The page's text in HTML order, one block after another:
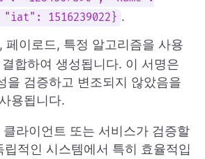
"iat": 1516239022} .
페이로드, 특정 알고리즘을 사용
합하여 생성됩니다. 이 서명은
을 검증하고 변조되지 않았음을
용됩니다.
라이언트 또는 서비스가 검증할
적인 시스템에서 특히 효율적입